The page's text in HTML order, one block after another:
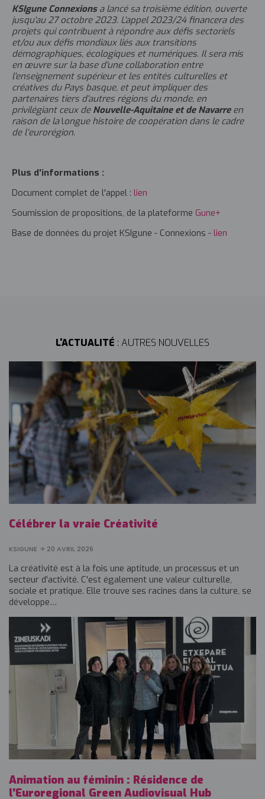
KSIgune Connexionsa lancé sa troisième édition, ouverte
jusqu'au 27 octobre 2023. L'appel 2023/24 financera des
projets qui contribuent à répondre aux défis sectoriels
et/ou aux défis mondiaux liés aux transitions
démographiques, écologiques et numériques. Il sera mis
en œuvre sur la base d'une collaboration entre
l'enseignement supérieur et les entités culturelles et
créatives du Pays basque, et peut impliquer des
partenaires tiers d'autres régions du monde, en
privilégiant ceux de Nouvelle-Aquitaine et de Navarreen
raison de la longue histoire de coopération dans le cadre
de l’eurorégion.
Plus d'informations :
Document complet de l'appel : lien
Soumission de propositions, de la plateforme Gune+
Base de données du projet KSIgune - Connexions - lien
L'ACTUALITÉ : AUTRES NOUVELLES
Célébrer la vraie Créativité
KSIGUNE 20 AVRIL 2026
La créativité est à la fois une aptitude, un processus et un
secteur d'activité. C'est également une valeur culturelle,
sociale et pratique. Elle trouve ses racines dans la culture, se
développe…
Animation au féminin : Résidence de
l’Euroregional Green Audiovisual Hub